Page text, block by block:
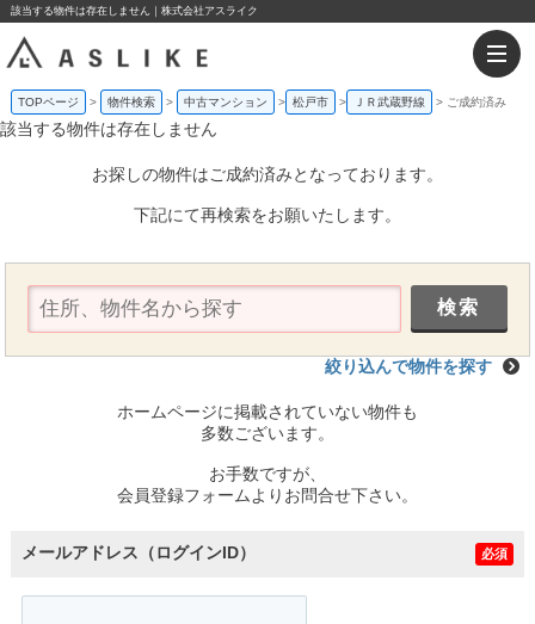
該当する物件は存在しません｜株式会社アスライク
TOPページ 物件検索 中古マンション 松戸市 ＪＲ武蔵野線 ご成約済み
該当する物件は存在しません
お探しの物件はご成約済みとなっております。
下記にて再検索をお願いたします。
絞り込んで物件を探す
ホームページに掲載されていない物件も
多数ございます。
お手数ですが、
会員登録フォームよりお問合せ下さい。
メールアドレス（ログインID） 必須